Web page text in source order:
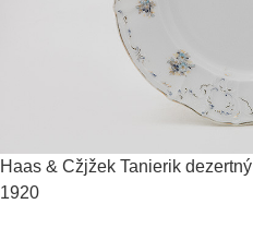
Haas & Cžjžek Tanierik dezertný
1920